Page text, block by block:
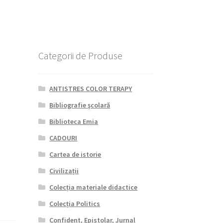
Categorii de Produse
ANTISTRES COLOR TERAPY
Bibliografie şcolară
Biblioteca Emia
CADOURI
Cartea de istorie
Civilizații
Colecția materiale didactice
Colecția Politics
Confident, Epistolar, Jurnal